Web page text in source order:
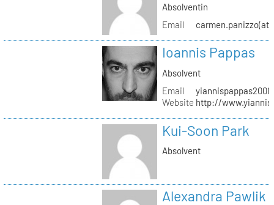
Absolventin
Email
Ioannis Pappas
Absolvent
Email
Website http://
Kui-Soon Park
Absolvent
Alexandra Pawlik